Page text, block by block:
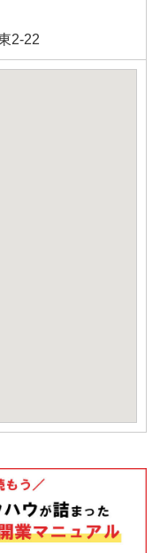
2-22